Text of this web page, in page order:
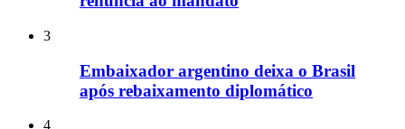
3
Embaixador argentino deixa o Brasil
após rebaixamento diplomático
4